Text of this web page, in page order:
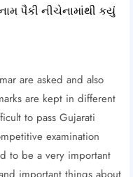
are asked and also
are kept in different
to pass Gujarati
examination
to be a very important
important things about